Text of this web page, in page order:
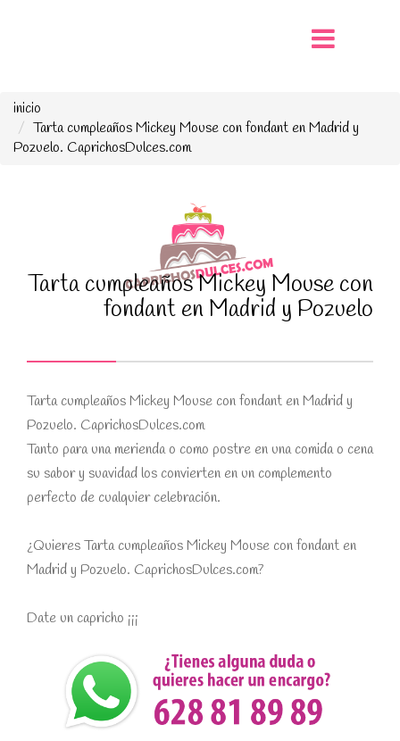
inicio
Tarta cumpleaños Mickey Mouse con fondant en Madrid y
Pozuelo. CaprichosDulces.com
Tarta cumpleaños Mickey Mouse con
fondant en Madrid y Pozuelo
Tarta cumpleaños Mickey Mouse con fondant en Madrid y
Pozuelo. CaprichosDulces.com
Tanto para una merienda o como postre en una comida o cena
su sabor y suavidad los convierten en un complemento
perfecto de cualquier celebración.
¿Quieres Tarta cumpleaños Mickey Mouse con fondant en
Madrid y Pozuelo. CaprichosDulces.com?
Date un capricho ¡¡¡